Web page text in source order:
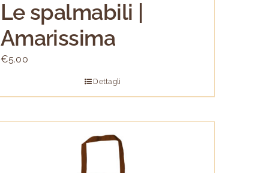
Le spalmabili |
Amarissima
€5.00
Dettagli